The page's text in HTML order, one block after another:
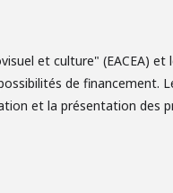
et culture" (EACEA)
de
et la présentation des